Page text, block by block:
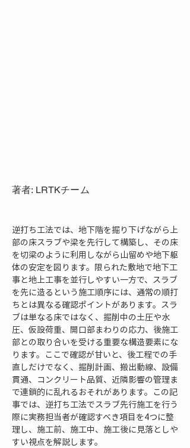
著者: LRTKチーム
逆打ち工法では、地下階を掘り下げながら上
部の床スラブや梁を先行して構築し、その床
を切梁のように利用しながら山留めや地下躯
体の安定を図ります。限られた敷地で地下工
事と地上工事を並行しやすい一方で、スラブ
を先に造るという施工順序には、通常の順打
ちとは異なる確認ポイントがあります。スラ
ブは単なる床ではなく、掘削中の土圧や水
圧、仮設荷重、開口部まわりの応力、後施工
部との取り合いを受ける重要な構造要素にな
ります。ここで確認が甘いと、後工程での手
直しだけでなく、掘削計画、搬出動線、設備
貫通、コンクリート品質、近隣影響の管理ま
で連鎖的に乱れるおそれがあります。この記
事では、逆打ち工法でスラブ先行施工を行う
際に実務担当者が確認すべき項目を4つに整
理し、施工前、施工中、施工後に見落としや
すい視点を解説します。